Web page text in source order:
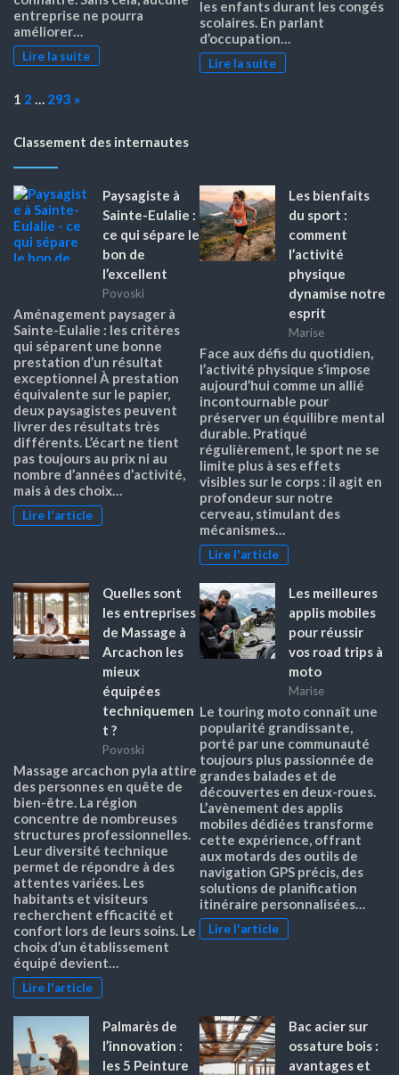
entreprise ne pourra
améliorer…
Lire la suite
les enfants durant les congés
scolaires. En parlant
d’occupation…
Lire la suite
Page:
1 2 … 293 Next
»
Classement des internautes
Paysagiste à
Sainte-Eulalie :
ce qui sépare le
bon de
l’excellent
Povoski
Aménagement paysager à
Sainte-Eulalie : les critères
qui séparent une bonne
prestation d’un résultat
exceptionnel À prestation
équivalente sur le papier,
deux paysagistes peuvent
livrer des résultats très
différents. L’écart ne tient
pas toujours au prix ni au
nombre d’années d’activité,
mais à des choix…
Lire l'article
Les bienfaits
du sport :
comment
l’activité
physique
dynamise notre
esprit
Marise
Face aux défis du quotidien,
l’activité physique s’impose
aujourd’hui comme un allié
incontournable pour
préserver un équilibre mental
durable. Pratiqué
régulièrement, le sport ne se
limite plus à ses effets
visibles sur le corps : il agit en
profondeur sur notre
cerveau, stimulant des
mécanismes…
Lire l'article
Quelles sont
les entreprises
de Massage à
Arcachon les
mieux
équipées
techniquemen
t ?
Povoski
Massage arcachon pyla attire
des personnes en quête de
bien-être. La région
concentre de nombreuses
structures professionnelles.
Leur diversité technique
permet de répondre à des
attentes variées. Les
habitants et visiteurs
recherchent efficacité et
confort lors de leurs soins. Le
choix d’un établissement
équipé devient…
Lire l'article
Les meilleures
applis mobiles
pour réussir
vos road trips à
moto
Marise
Le touring moto connaît une
popularité grandissante,
porté par une communauté
toujours plus passionnée de
grandes balades et de
découvertes en deux-roues.
L’avènement des applis
mobiles dédiées transforme
cette expérience, offrant
aux motards des outils de
navigation GPS précis, des
solutions de planification
itinéraire personnalisées…
Lire l'article
Palmarès de
l’innovation :
les 5 Peinture
Bac acier sur
ossature bois :
avantages et